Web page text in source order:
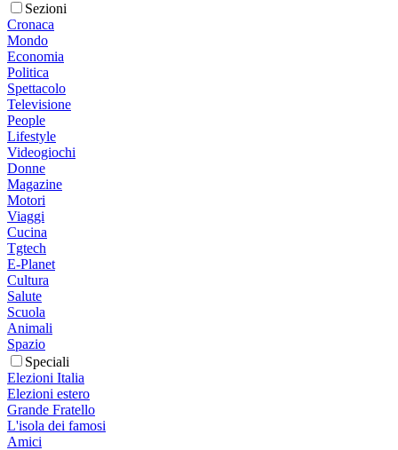
Sezioni
Cronaca
Mondo
Economia
Politica
Spettacolo
Televisione
People
Lifestyle
Videogiochi
Donne
Magazine
Motori
Viaggi
Cucina
Tgtech
E-Planet
Cultura
Salute
Scuola
Animali
Spazio
Speciali
Elezioni Italia
Elezioni estero
Grande Fratello
L'isola dei famosi
Amici